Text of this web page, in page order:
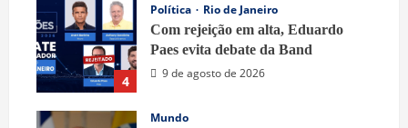
4
Política
Rio de Janeiro
Com rejeição em alta, Eduardo
Paes evita debate da Band
9 de agosto de 2026
Mundo